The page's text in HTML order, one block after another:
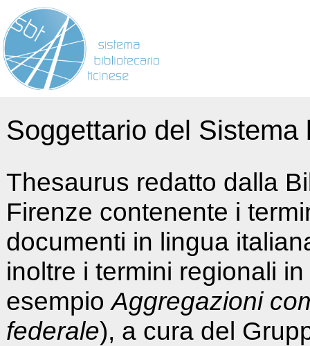
Soggettario del
Thesaurus redatto dalla
Firenze contenente i
documenti in lingua
inoltre i termini regionali
esempioAggregazioni
federale), a cura del